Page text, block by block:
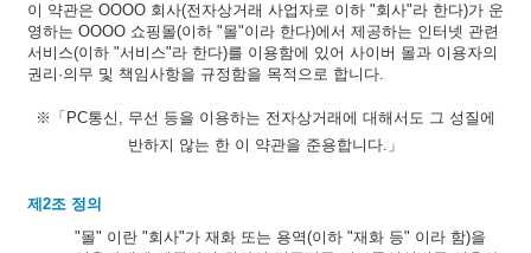
이 약관은 OOOO 회사(전자상거래 사업자로 이하 "회사"라 한다)가 운
영하는 OOOO 쇼핑몰(이하 "몰"이라 한다)에서 제공하는 인터넷 관련
서비스(이하 "서비스"라 한다)를 이용함에 있어 사이버 몰과 이용자의
권리·의무 및 책임사항을 규정함을 목적으로 합니다.
※「PC통신, 무선 등을 이용하는 전자상거래에 대해서도 그 성질에
반하지 않는 한 이 약관을 준용합니다.」
제2조 정의
"몰" 이란 "회사"가 재화 또는 용역(이하 "재화 등" 이라 함)을